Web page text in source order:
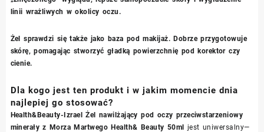
linii wrażliwych w okolicy oczu.
Żel sprawdzi się także jako baza pod makijaż. Dobrze przygotowuje
skórę, pomagając stworzyć gładką powierzchnię pod korektor czy
cienie.
Dla kogo jest ten produkt i w jakim momencie dnia
najlepiej go stosować?
Health&Beauty-Izrael Żel nawilżający pod oczy przeciwstarzeniowy
minerały z Morza Martwego Health& Beauty 50ml jest uniwersalny—